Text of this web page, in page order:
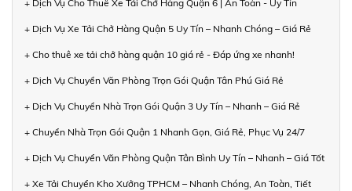
+ Dịch Vụ Cho Thuê Xe Tải Chở Hàng Quận 6 | An Toàn - Uy Tín
+ Dịch Vụ Xe Tải Chở Hàng Quận 5 Uy Tín – Nhanh Chóng – Giá Rẻ
+ Cho thuê xe tải chở hàng quận 10 giá rẻ - Đáp ứng xe nhanh!
+ Dịch Vụ Chuyển Văn Phòng Trọn Gói Quận Tân Phú Giá Rẻ
+ Dịch Vụ Chuyển Nhà Trọn Gói Quận 3 Uy Tín – Nhanh – Giá Rẻ
+ Chuyển Nhà Trọn Gói Quận 1 Nhanh Gọn, Giá Rẻ, Phục Vụ 24/7
+ Dịch Vụ Chuyển Văn Phòng Quận Tân Bình Uy Tín – Nhanh – Giá Tốt
+ Xe Tải Chuyển Kho Xưởng TPHCM – Nhanh Chóng, An Toàn, Tiết